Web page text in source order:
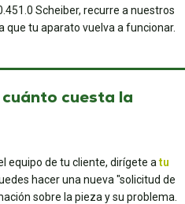
Scheiber, recurre a nuestros
que tu aparato vuelva a funcionar.
cuesta la
equipo de tu cliente, dirígete atu
hacer una nueva "solicitud de
sobre la pieza y su problema.